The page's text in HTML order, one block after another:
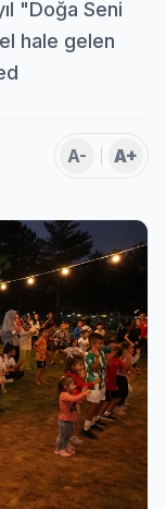
"Doğa Seni
hale gelen
A- A+